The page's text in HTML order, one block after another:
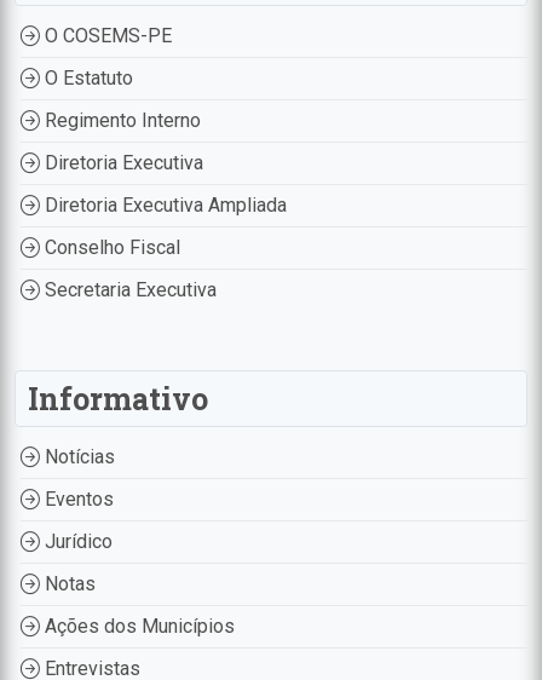
O COSEMS-PE
O Estatuto
Regimento Interno
Diretoria Executiva
Diretoria Executiva Ampliada
Conselho Fiscal
Secretaria Executiva
Informativo
Notícias
Eventos
Jurídico
Notas
Ações dos Municípios
Entrevistas